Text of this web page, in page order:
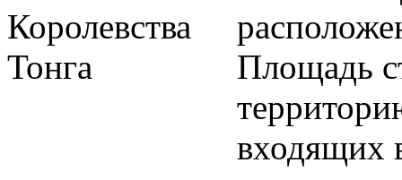
Площадь
входящих